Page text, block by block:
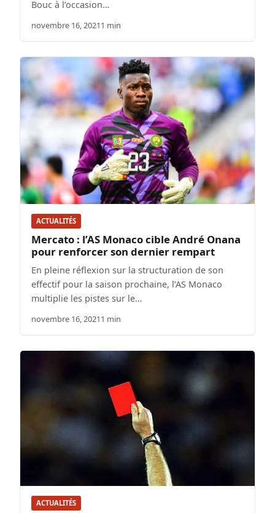
Bouc à l’occasion…
novembre 16, 20211 min
ACTUALITÉS
Mercato : l’AS Monaco cible André Onana
pour renforcer son dernier rempart
En pleine réflexion sur la structuration de son
effectif pour la saison prochaine, l’AS Monaco
multiplie les pistes sur le…
novembre 16, 20211 min
ACTUALITÉS